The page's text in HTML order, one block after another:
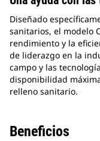
Diseñado
sanitarios, el modelo
rendimiento y la
de liderazgo en la
campo y las
disponibilidad
relleno sanitario.
Beneficios